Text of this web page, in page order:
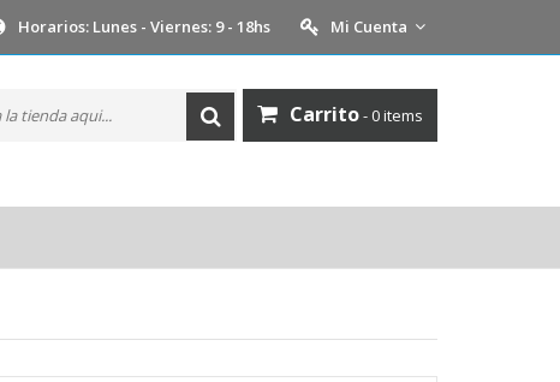
Horarios: Lunes - Viernes: 9 - 18hs Mi Cuenta
Carrito- 0 items